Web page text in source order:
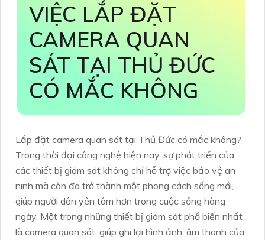
VIỆC LẮP ĐẶT
CAMERA QUAN
SÁT TẠI THỦ ĐỨC
CÓ MẮC KHÔNG
Lắp đặt camera quan sát tại Thủ Đức có mắc không?
Trong thời đại công nghệ hiện nay, sự phát triển của
các thiết bị giám sát không chỉ hỗ trợ việc bảo vệ an
ninh mà còn đã trở thành một phong cách sống mới,
giúp người dân yên tâm hơn trong cuộc sống hàng
ngày. Một trong những thiết bị giám sát phổ biến nhất
là camera quan sát, giúp ghi lại hình ảnh, âm thanh của